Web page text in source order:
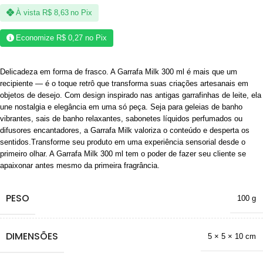
À vista R$8,63 no Pix
Economize R$ 0,27 no Pix
Delicadeza em forma de frasco. A Garrafa Milk 300 ml é mais que um
recipiente — é o toque retrô que transforma suas criações artesanais em
objetos de desejo. Com design inspirado nas antigas garrafinhas de leite, ela
une nostalgia e elegância em uma só peça. Seja para geleias de banho
vibrantes, sais de banho relaxantes, sabonetes líquidos perfumados ou
difusores encantadores, a Garrafa Milk valoriza o conteúdo e desperta os
sentidos.Transforme seu produto em uma experiência sensorial desde o
primeiro olhar. A Garrafa Milk 300 ml tem o poder de fazer seu cliente se
apaixonar antes mesmo da primeira fragrância.
PESO 100 g
DIMENSÕES 5 × 5 × 10 cm